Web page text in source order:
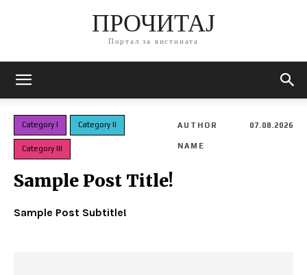
ПРОЧИТАЈ
Портал за вистината
Category I Category II
Category III
AUTHOR
NAME
07.08.2026
Sample Post Title!
Sample Post Subtitle!